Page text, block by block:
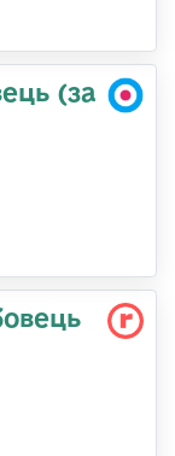
(за